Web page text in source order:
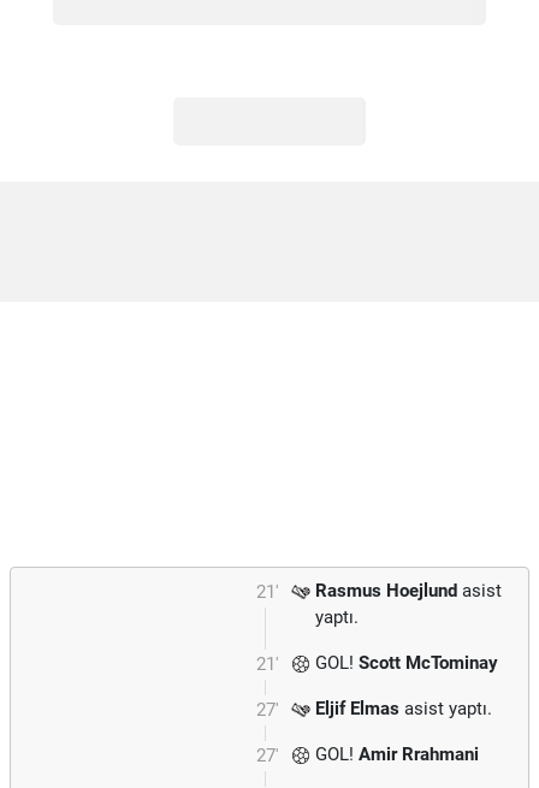
21' Rasmus Hoejlund asist
yaptı.
21' GOL! Scott McTominay
27' Eljif Elmas asist yaptı.
27' GOL! Amir Rrahmani